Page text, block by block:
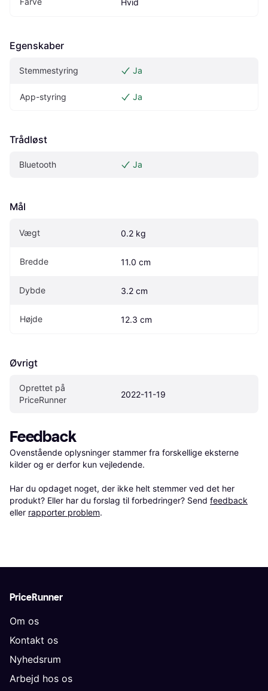
Hvid
Egenskaber
Stemmestyring Ja
App-styring Ja
Trådløst
Bluetooth Ja
Mål
Vægt 0.2 kg
Bredde 11.0 cm
Dybde 3.2 cm
Højde 12.3 cm
Øvrigt
Oprettet på
PriceRunner
2022-11-19
Feedback
Ovenstående oplysninger stammer fra forskellige eksterne
kilder og er derfor kun vejledende.
Har du opdaget noget, der ikke helt stemmer ved det her
produkt? Eller har du forslag til forbedringer? Send feedback
eller rapporter problem.
PriceRunner
Om os
Kontakt os
Nyhedsrum
Arbejd hos os